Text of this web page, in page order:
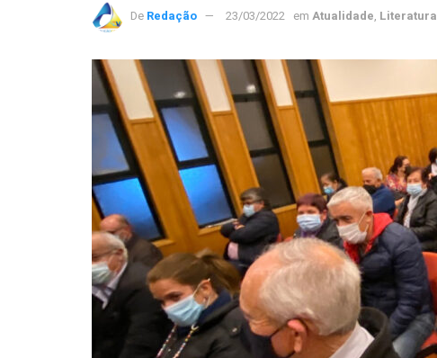
De Redação 23/03/2022 em Atualidade, Literatura